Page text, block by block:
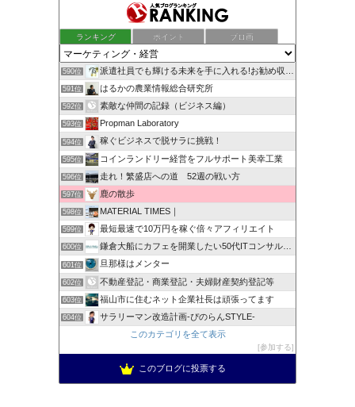
ランキング ポイント ブロ画
590位 派遣社員でも輝ける未来を手に入れる!お勧め収入確保術！
591位 はるかの農業情報総合研究所
592位 素敵な仲間の記録（ビジネス編）
593位 Propman Laboratory
594位 稼ぐビジネスで脱サラに挑戦！
595位 コインランドリー経営をフルサポート美幸工業
596位 走れ！繁盛店への道 52週の戦い方
597位 鹿の散歩
598位 MATERIAL TIMES｜
599位 最短最速で10万円を稼ぐ倍々アフィリエイト
600位 鎌倉大船にカフェを開業したい50代ITコンサルのブログ
601位 旦那様はメンター
602位 不動産登記・商業登記・夫婦財産契約登記等
603位 福山市に住むネット企業社長は頑張ってます
604位
サラリーマン改造計画-ぴのらんSTYLE-
このカテゴリを全て表示
参加する
このブログに投票する